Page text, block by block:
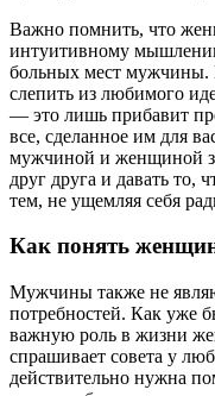
Важно помнить, что
интуитивному
больных мест мужчины.
слепить из любимого
— это лишь прибавит
все, сделанное им для
мужчиной и женщиной
друг друга и давать то,
тем, не ущемляя себя
Как понять
Мужчины также не
потребностей. Как уже
важную роль в жизни
спрашивает совета у
действительно нужна